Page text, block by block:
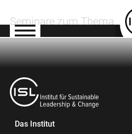
Seminare zum Thema
Das Institut